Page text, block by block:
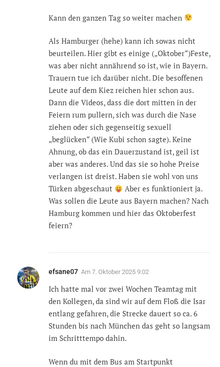
Kann den ganzen Tag so weiter machen
Als Hamburger (hehe) kann ich sowas nicht
beurteilen. Hier gibt es einige („Oktober“)Feste,
was aber nicht annährend so ist, wie in Bayern.
Trauern tue ich darüber nicht. Die besoffenen
Leute auf dem Kiez reichen hier schon aus.
Dann die Videos, dass die dort mitten in der
Feiern rum pullern, sich was durch die Nase
ziehen oder sich gegenseitig sexuell
„beglücken“ (Wie Kubi schon sagte). Keine
Ahnung, ob das ein Dauerzustand ist, geil ist
aber was anderes. Und das sie so hohe Preise
verlangen ist dreist. Haben sie wohl von uns
Türken abgeschaut
Aber es funktioniert ja.
Was sollen die Leute aus Bayern machen? Nach
Hamburg kommen und hier das Oktoberfest
feiern?
efsane07 Am 7. Oktober 2025 9:02
Ich hatte mal vor zwei Wochen Teamtag mit
den Kollegen, da sind wir auf dem Floß die Isar
entlang gefahren, die Strecke dauert so ca. 6
Stunden bis nach München das geht so langsam
im Schritttempo dahin.
Wenn du mit dem Bus am Startpunkt